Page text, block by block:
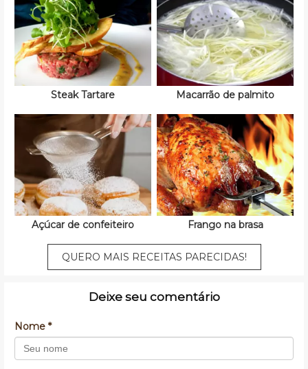
Steak Tartare Macarrão de palmito
Açúcar de confeiteiro Frango na brasa
QUERO MAIS RECEITAS PARECIDAS!
Deixe seu comentário
Nome *